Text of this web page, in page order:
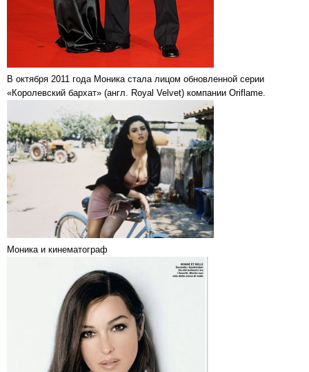
В октября 2011 года Моника стала лицом обновленной серии
«Королевский бархат» (англ. Royal Velvet) компании Oriflame.
Моника и кинематограф